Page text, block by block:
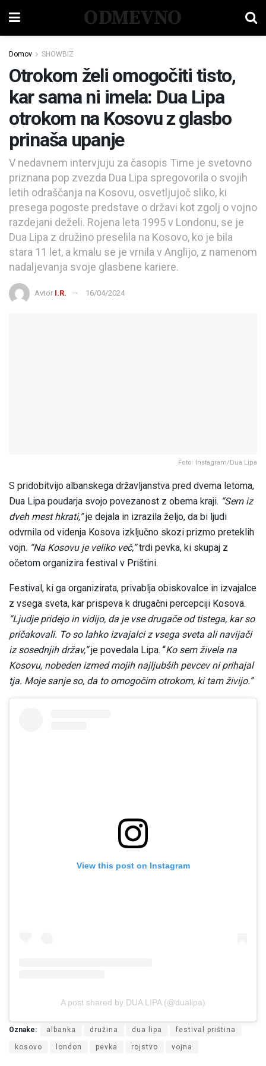
ODMEVNO
Domov SHOWBIZ
Otrokom želi omogočiti tisto,
kar sama ni imela: Dua Lipa
otrokom na Kosovu z glasbo
prinaša upanje
V nedavnem intervjuju za časopis Time je svetovno
priznana pop zvezda Dua Lipa spregovorila o svojih
letih odraščanja na Kosovu, osvetljujoč sliko, ki
presega pogoste predstave o državi kot zgolj o vojno
razdejani deželi. Rojena leta 1995 v Londonu, se je
Dua Lipa z družino preselila na Kosovo, ko je bila
stara 11 let, a kmalu se je vrnila v Anglijo, z namenom
nadaljevanja svoje glasbene kariere.
Avtor I.R. 16/04/2024
Foto: Instagram/Dua Lipa
S pridobitvijo albanskega državljanstva pred dvema letoma,
Dua Lipa poudarja svojo povezanost z obema kraji. “Sem iz
dveh mest hkrati,”je dejala in izrazila željo, da bi ljudi
odvrnila od videnja Kosova izključno skozi prizmo preteklih
vojn. “Na Kosovu je veliko več,”trdi pevka, ki skupaj z
očetom organizira festival v Prištini.
Festival, ki ga organizirata, privablja obiskovalce in izvajalce
z vsega sveta, kar prispeva k drugačni percepciji Kosova.
“Ljudje pridejo in vidijo, da je vse drugače od tistega, kar so
pričakovali. To so lahko izvajalci z vsega sveta ali navijači
iz sosednjih držav,”je povedala Lipa. “Ko sem živela na
Kosovu, nobeden izmed mojih najljubših pevcev ni prihajal
tja. Moje sanje so, da to omogočim otrokom, ki tam živijo.”
View this post on Instagram
A post shared by DUA LIPA (@dualipa)
Oznake: albanka družina dua lipa festival priština
kosovo london pevka rojstvo vojna